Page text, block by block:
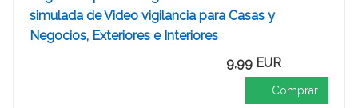
simulada de Video vigilancia para Casas y
Negocios, Exteriores e Interiores
9,99 EUR
Comprar